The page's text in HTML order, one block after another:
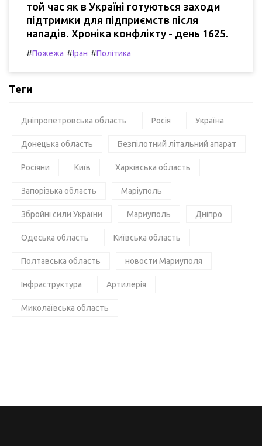
той час як в Україні готуються заходи
підтримки для підприємств після
нападів. Хроніка конфлікту - день 1625.
#Пожежа #Іран #Політика
Теги
Дніпропетровська область Росія Україна
Донецька область Безпілотний літальний апарат
Росіяни Київ Харківська область
Запорізька область Маріуполь
Збройні сили України Мариуполь Дніпро
Одеська область Київська область
Полтавська область новости Мариуполя
Інфраструктура Артилерія
Миколаївська область